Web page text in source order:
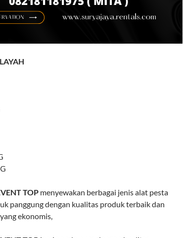
TOP menyewakan berbagai jenis alat pesta
panggung dengan kualitas produk terbaik dan
ekonomis,